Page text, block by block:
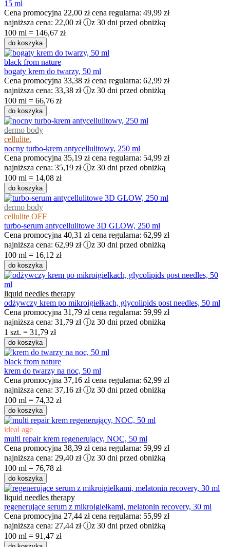
15 ml
Cena promocyjna 22,00 zł cena regularna: 49,99 zł
najniższa cena: 22,00 zł ⓘz 30 dni przed obniżką
100 ml = 146,67 zł
do koszyka
black from nature
bogaty krem do twarzy, 50 ml
Cena promocyjna 33,38 zł cena regularna: 62,99 zł
najniższa cena: 33,38 zł ⓘz 30 dni przed obniżką
100 ml = 66,76 zł
do koszyka
dermo body
cellulite.
nocny turbo-krem antycellulitowy, 250 ml
Cena promocyjna 35,19 zł cena regularna: 54,99 zł
najniższa cena: 35,19 zł ⓘz 30 dni przed obniżką
100 ml = 14,08 zł
do koszyka
dermo body
cellulite OFF
turbo-serum antycellulitowe 3D GLOW, 250 ml
Cena promocyjna 40,31 zł cena regularna: 62,99 zł
najniższa cena: 62,99 zł ⓘz 30 dni przed obniżką
100 ml = 16,12 zł
do koszyka
liquid needles therapy
odżywczy krem po mikroigiełkach, glycolipids post needles, 50 ml
Cena promocyjna 31,79 zł cena regularna: 59,99 zł
najniższa cena: 31,79 zł ⓘz 30 dni przed obniżką
1 szt. = 31,79 zł
do koszyka
black from nature
krem do twarzy na noc, 50 ml
Cena promocyjna 37,16 zł cena regularna: 62,99 zł
najniższa cena: 37,16 zł ⓘz 30 dni przed obniżką
100 ml = 74,32 zł
do koszyka
ideal age
multi repair krem regenerujący, NOC, 50 ml
Cena promocyjna 38,39 zł cena regularna: 59,99 zł
najniższa cena: 29,40 zł ⓘz 30 dni przed obniżką
100 ml = 76,78 zł
do koszyka
liquid needles therapy
regenerujące serum z mikroigiełkami, melatonin recovery, 30 ml
Cena promocyjna 27,44 zł cena regularna: 55,99 zł
najniższa cena: 27,44 zł ⓘz 30 dni przed obniżką
100 ml = 91,47 zł